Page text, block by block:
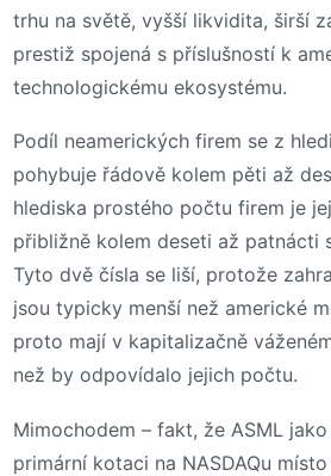
trhu na světě, vyšší likvidita, širší
prestiž spojená s příslušností k
technologickému ekosystému.
Podíl neamerických firem se z
pohybuje řádově kolem pěti až
hlediska prostého počtu firem je
přibližně kolem deseti až patnácti
Tyto dvě čísla se liší, protože
jsou typicky menší než americké
proto mají v kapitalizačně
než by odpovídalo jejich počtu.
Mimochodem – fakt, že ASML
primární kotaci na NASDAQu